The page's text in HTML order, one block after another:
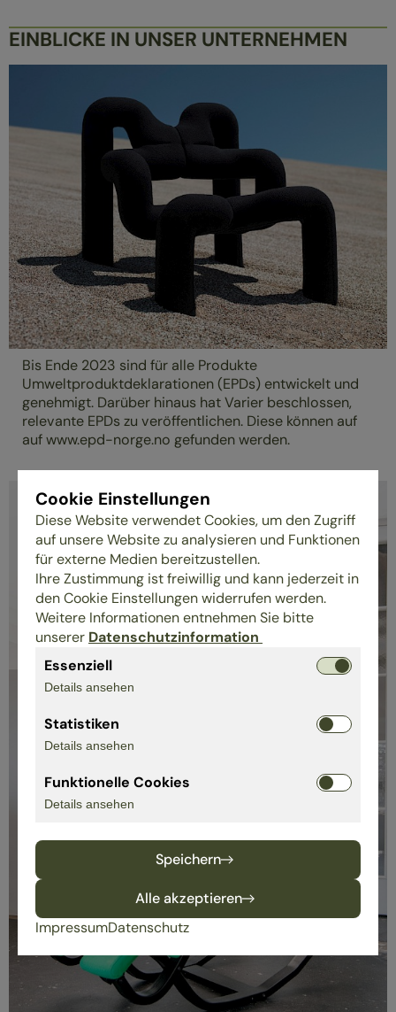
EINBLICKE IN UNSER UNTERNEHMEN
Bis Ende 2023 sind für alle Produkte
Umweltproduktdeklarationen (EPDs) entwickelt und
genehmigt. Darüber hinaus hat Varier beschlossen,
relevante EPDs zu veröffentlichen. Diese können auf
auf www.epd-norge.no gefunden werden.
Cookie Einstellungen
Diese Website verwendet Cookies, um den Zugriff
auf unsere Website zu analysieren und Funktionen
für externe Medien bereitzustellen.
Ihre Zustimmung ist freiwillig und kann jederzeit in
den Cookie Einstellungen widerrufen werden.
Weitere Informationen entnehmen Sie bitte
unserer Datenschutzinformation
Essenziell
Details ansehen
Statistiken
Details ansehen
Funktionelle Cookies
Details ansehen
Speichern
Alle akzeptieren
ImpressumDatenschutz